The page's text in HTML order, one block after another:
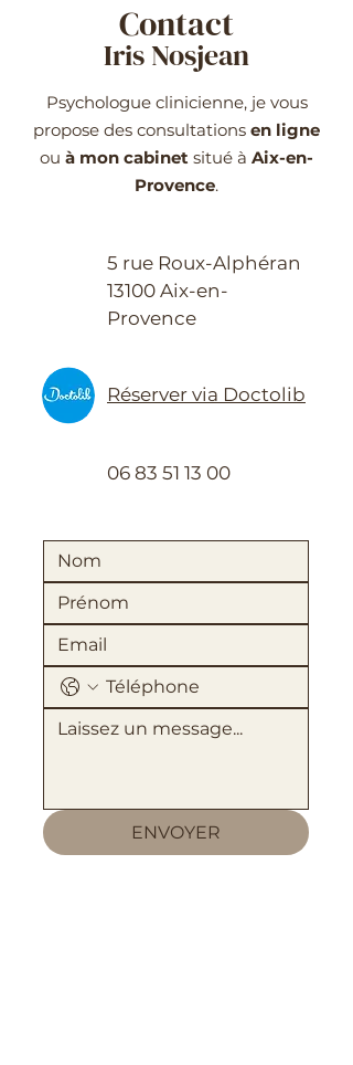
Contact
Iris Nosjean
Psychologue clinicienne, je vous
propose des consultations en ligne
ou à mon cabinet situé à Aix-en-
Provence.
5 rue Roux-Alphéran
13100 Aix-en-
Provence
Réserver via Doctolib
06 83 51 13 00
ENVOYER